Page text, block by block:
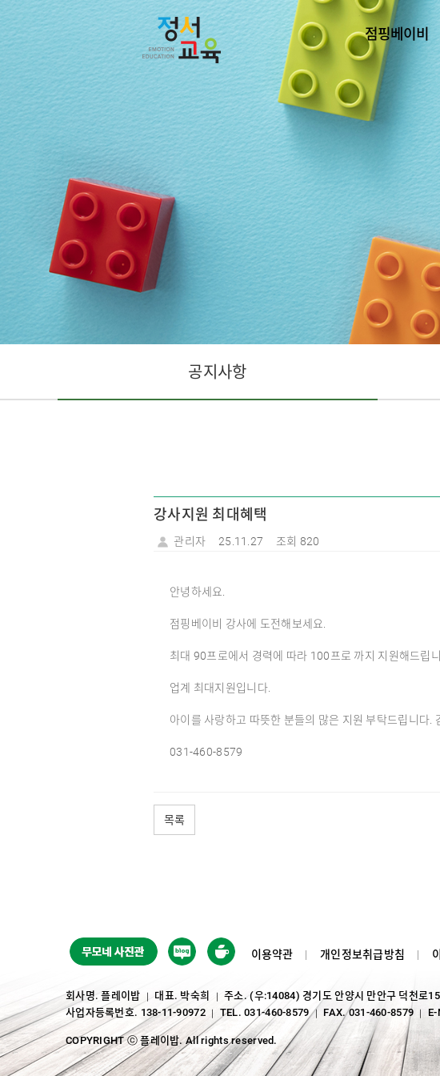
점핑베이비
공지사항
강사지원 최대혜택
관리자 25.11.27 조회 820
안녕하세요.
점핑베이비 강사에 도전해보세요.
최대 90프로에서 경력에 따라 100프로 까지 지원해드립
업계 최대지원입니다.
아이를 사랑하고 따뜻한 분들의 많은 지원 부탁드립니다.
031-460-8579
목록
이용약관 개인정보취급방침
회사명. 플레이밥 ｜ 대표. 박숙희 ｜주소. (우:14084) 경기도 안양시 만안구 덕천로
사업자등록번호. 138-11-90972｜ TEL. 031-460-8579｜ FAX. 031-460-8579 ｜
COPYRIGHT ⓒ 플레이밥. All rights reserved.